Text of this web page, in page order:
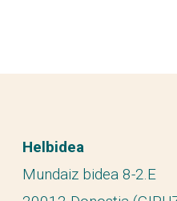
Helbidea
Mundaiz bidea 8-2.E